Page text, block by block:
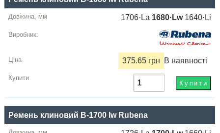
1706·La 1680·Lw1640·Li
375.65 грн В наявності
Ремень клиновий B-1700 lw Rubena